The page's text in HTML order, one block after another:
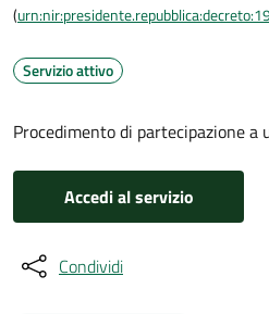
(
Servizio attivo
Procedimento di partecipazione a
Accedi al servizio
Condividi